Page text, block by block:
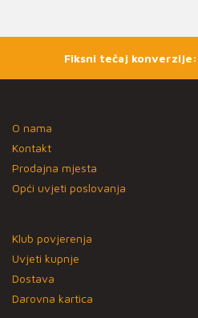
Fiksni tečaj
O nama
Kontakt
Prodajna mjesta
Opći uvjeti poslovanja
Klub povjerenja
Uvjeti kupnje
Dostava
Darovna kartica